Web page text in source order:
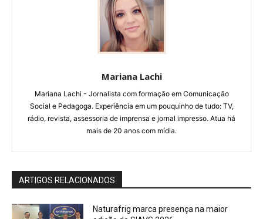
Mariana Lachi
Mariana Lachi - Jornalista com formação em Comunicação
Social e Pedagoga. Experiência em um pouquinho de tudo: TV,
rádio, revista, assessoria de imprensa e jornal impresso. Atua há
mais de 20 anos com mídia.
ARTIGOS RELACIONADOS
Naturafrig marca presença na maior